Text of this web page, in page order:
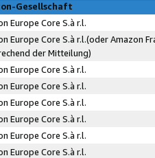
Gesellschaft
Europe Core S.à r.l.
Europe Core S.à r.l.(oder Amazon
der Mitteilung)
Europe Core S.à r.l.
Europe Core S.à r.l.
Europe Core S.à r.l.
Europe Core S.à r.l.
Europe Core S.à r.l.
Europe Core S.à r.l.